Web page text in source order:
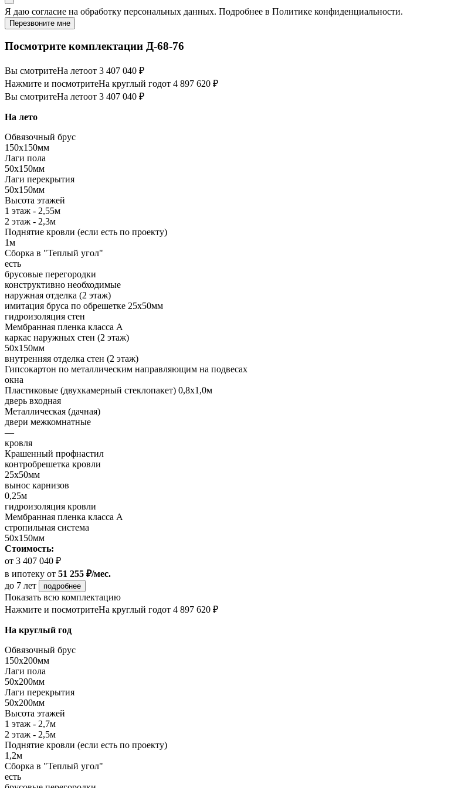
Я даю согласие на обработку персональных данных. Подробнее в Политике конфиденциальности.
Перезвоните мне
Посмотрите комплектации Д-68-76
Вы смотритеНа летоот 3 407 040 ₽
Нажмите и посмотритеНа круглый годот 4 897 620 ₽
Вы смотритеНа летоот 3 407 040 ₽
На лето
Обвязочный брус
150х150мм
Лаги пола
50х150мм
Лаги перекрытия
50х150мм
Высота этажей
1 этаж - 2,55м
2 этаж - 2,3м
Поднятие кровли (если есть по проекту)
1м
Сборка в "Теплый угол"
есть
брусовые перегородки
конструктивно необходимые
наружная отделка (2 этаж)
имитация бруса по обрешетке 25х50мм
гидроизоляция стен
Мембранная пленка класса А
каркас наружных стен (2 этаж)
50х150мм
внутренняя отделка стен (2 этаж)
Гипсокартон по металлическим направляющим на подвесах
окна
Пластиковые (двухкамерный стеклопакет) 0,8х1,0м
дверь входная
Металлическая (дачная)
двери межкомнатные
—
кровля
Крашенный профнастил
контробрешетка кровли
25х50мм
вынос карнизов
0,25м
гидроизоляция кровли
Мембранная пленка класса А
стропильная система
50х150мм
Стоимость:
от 3 407 040 ₽
в ипотеку от 51 255 ₽/мес.
до 7 лет
подробнее
Показать всю комплектацию
Нажмите и посмотритеНа круглый годот 4 897 620 ₽
На круглый год
Обвязочный брус
150х200мм
Лаги пола
50х200мм
Лаги перекрытия
50х200мм
Высота этажей
1 этаж - 2,7м
2 этаж - 2,5м
Поднятие кровли (если есть по проекту)
1,2м
Сборка в "Теплый угол"
есть